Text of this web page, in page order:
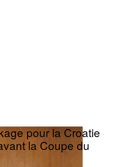
pour la Croatie
la Coupe du